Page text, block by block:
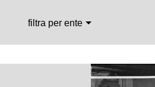
filtra per ente